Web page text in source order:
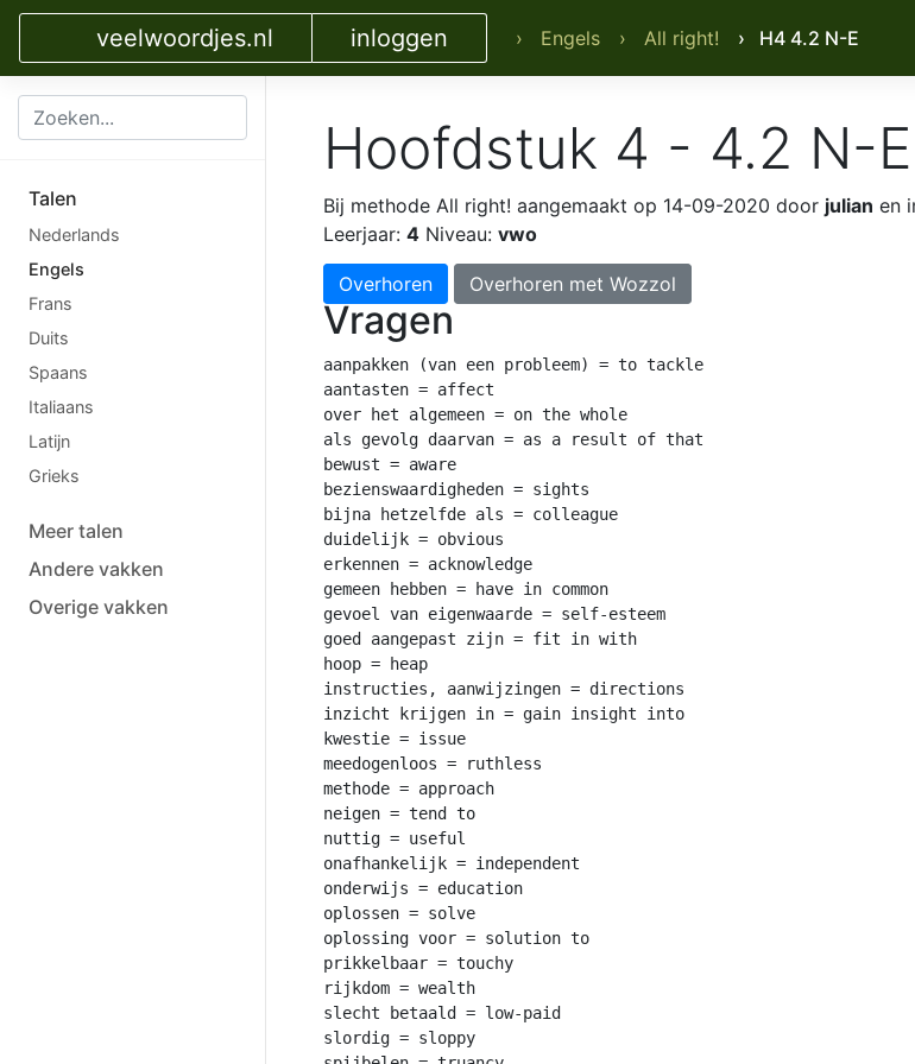
veelwoordjes.nl inloggen › Engels › All right! › H4 4.2 N-E
Talen
Nederlands
Engels
Frans
Duits
Spaans
Italiaans
Latijn
Grieks
Meer talen
Andere vakken
Overige vakken
Hoofdstuk 4 - 4.2 N-E
Bij methode All right! aangemaakt op 14-09-2020 door julian en
Leerjaar: 4 Niveau: vwo
Overhoren Overhoren met Wozzol
Vragen
aanpakken (van een probleem) = to tackle
aantasten = affect
over het algemeen = on the whole
als gevolg daarvan = as a result of that
bewust = aware
bezienswaardigheden = sights
bijna hetzelfde als = colleague
duidelijk = obvious
erkennen = acknowledge
gemeen hebben = have in common
gevoel van eigenwaarde = self-esteem
goed aangepast zijn = fit in with
hoop = heap
instructies, aanwijzingen = directions
inzicht krijgen in = gain insight into
kwestie = issue
meedogenloos = ruthless
methode = approach
neigen = tend to
nuttig = useful
onafhankelijk = independent
onderwijs = education
oplossen = solve
oplossing voor = solution to
prikkelbaar = touchy
rijkdom = wealth
slecht betaald = low-paid
slordig = sloppy